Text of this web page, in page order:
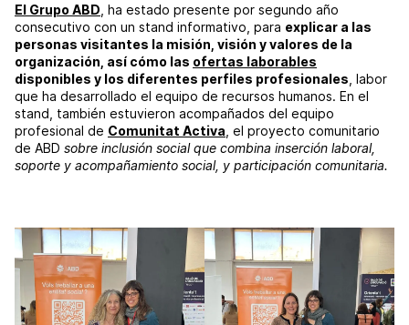
El Grupo ABD , ha estado presente por segundo año
consecutivo con un stand informativo, para explicar a las
personas visitantes la misión, visión y valores de la
organización, así cómo las ofertas laborables
disponibles y los diferentes perfiles profesionales , labor
que ha desarrollado el equipo de recursos humanos. En el
stand, también estuvieron acompañados del equipo
profesional de Comunitat Activa , el proyecto comunitario
de ABD sobre inclusión social que combina inserción laboral,
soporte y acompañamiento social, y participación comunitaria.